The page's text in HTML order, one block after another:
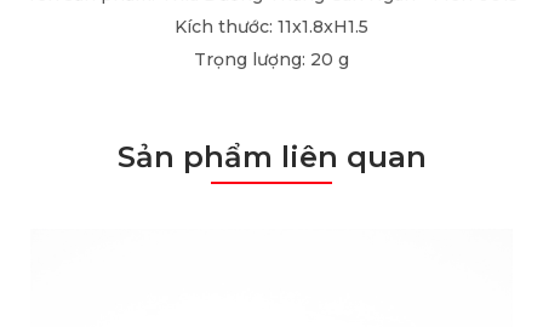
Kích thước: 11x1.8xH1.5
Trọng lượng: 20 g
Sản phẩm liên quan